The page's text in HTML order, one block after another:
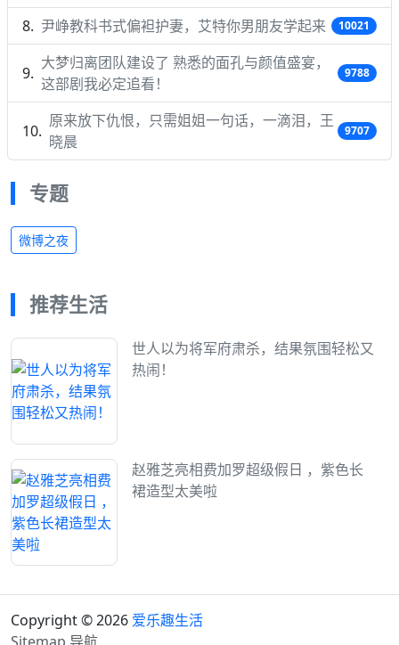
尹峥教科书式偏袒护妻，艾特你男朋友学起来 10021
大梦归离团队建设了 熟悉的面孔与颜值盛宴，
这部剧我必定追看！
9788
原来放下仇恨，只需姐姐一句话，一滴泪，王
晓晨
9707
专题
微博之夜
推荐生活
世人以为将军府肃杀，结果氛围轻松又
热闹！
赵雅芝亮相费加罗超级假日 ，紫色长
裙造型太美啦
Copyright © 2026 爱乐趣生活